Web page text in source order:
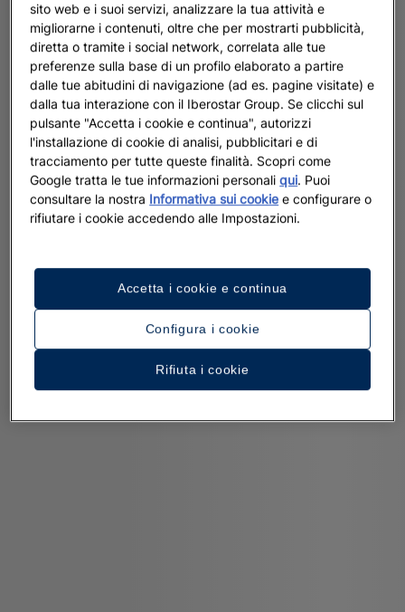
sito web e i suoi servizi, analizzare la tua attività e
migliorarne i contenuti, oltre che per mostrarti pubblicità,
diretta o tramite i social network, correlata alle tue
preferenze sulla base di un profilo elaborato a partire
dalle tue abitudini di navigazione (ad es. pagine visitate) e
dalla tua interazione con il Iberostar Group. Se clicchi sul
pulsante "Accetta i cookie e continua", autorizzi
l'installazione di cookie di analisi, pubblicitari e di
tracciamento per tutte queste finalità. Scopri come
Google tratta le tue informazioni personaliqui. Puoi
consultare la nostra Informativa sui cookie e configurare o
rifiutare i cookie accedendo alle Impostazioni.
Configura i cookie
Rifiuta i cookie
Accetta i cookie e continua